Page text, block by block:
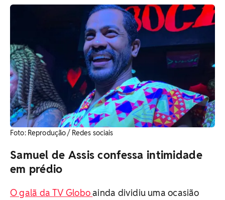
Foto: Reprodução / Redes sociais
Samuel de Assis confessa intimidade
em prédio
O galã da TV Globoainda dividiu uma ocasião